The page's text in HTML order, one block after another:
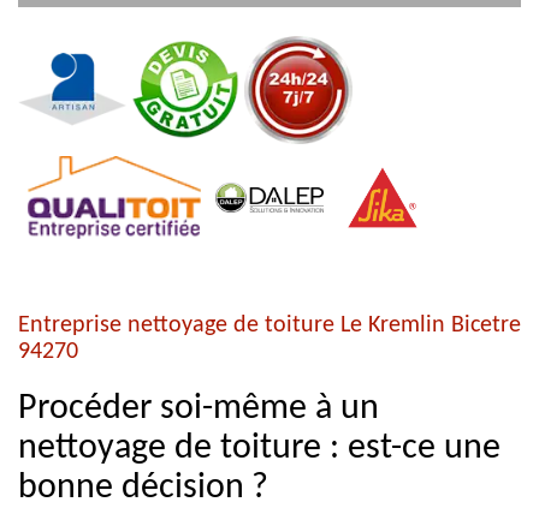
Entreprise nettoyage de toiture Le Kremlin Bicetre
94270
Procéder soi-même à un
nettoyage de toiture : est-ce une
bonne décision ?